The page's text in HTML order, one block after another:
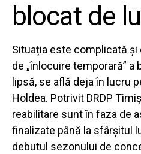
blocat de
Situația este complicată și
de „înlocuire temporară”
lipsă, se află deja în lucru
Holdea. Potrivit DRDP
reabilitare sunt în faza de
finalizate până la sfârșitul
debutul sezonului de